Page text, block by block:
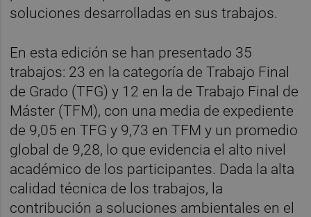
soluciones desarrolladas en sus trabajos.
En esta edición se han presentado 35
trabajos: 23 en la categoría de Trabajo Final
de Grado (TFG) y 12 en la de Trabajo Final de
Máster (TFM), con una media de expediente
de 9,05 en TFG y 9,73 en TFM y un promedio
global de 9,28, lo que evidencia el alto nivel
académico de los participantes. Dada la alta
calidad técnica de los trabajos, la
contribución a soluciones ambientales en el